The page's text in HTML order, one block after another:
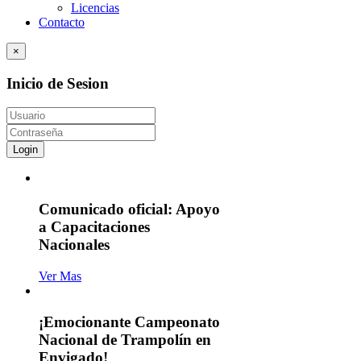
Licencias
Contacto
×
Inicio de Sesion
Login
Comunicado oficial: Apoyo
a Capacitaciones
Nacionales
Ver Mas
¡Emocionante Campeonato
Nacional de Trampolín en
Envigado!